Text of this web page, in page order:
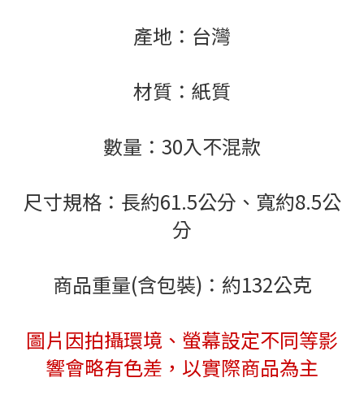
產地：台灣
材質：紙質
數量：30入不混款
尺寸規格：長約61.5公分、寬約8.5公
分
商品重量(含包裝)：約132公克
圖片因拍攝環境、螢幕設定不同等影
響會略有色差，以實際商品為主